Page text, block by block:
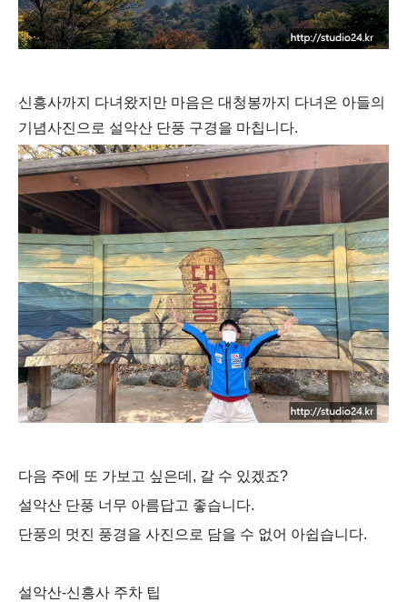
신흥사까지 다녀 왔지만 마음은 대청봉까지 다녀온 아들의
기념사진으로 설악산 단풍 구경을 마칩니다.
다음 주에 또 가보고 싶은데, 갈 수 있겠죠?
설악산 단풍 너무 아름답고 좋습니다.
단풍의 멋진 풍경을 사진으로 담을 수 없어 아쉽습니다.
설악산-신흥사 주차 팁